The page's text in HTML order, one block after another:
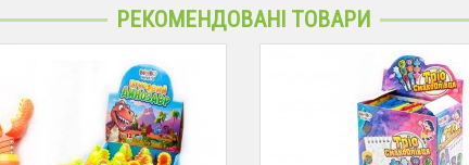
РЕКОМЕНДОВАНІ ТОВАРИ